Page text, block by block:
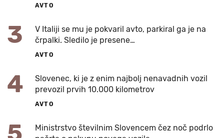
AVTO
3
V Italiji se mu je pokvaril avto, parkiral ga je na
črpalki. Sledilo je presene…
AVTO
4
Slovenec, ki je z enim najbolj nenavadnih vozil
prevozil prvih 10.000 kilometrov
AVTO
Ministrstvo številnim Slovencem čez noč podrlo